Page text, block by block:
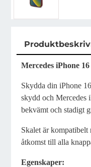
Mercedes iPhone
Skydda din iPhone
skydd och Mercedes
bekvämt och stadigt
Skalet är
åtkomst till alla
Egenskaper: